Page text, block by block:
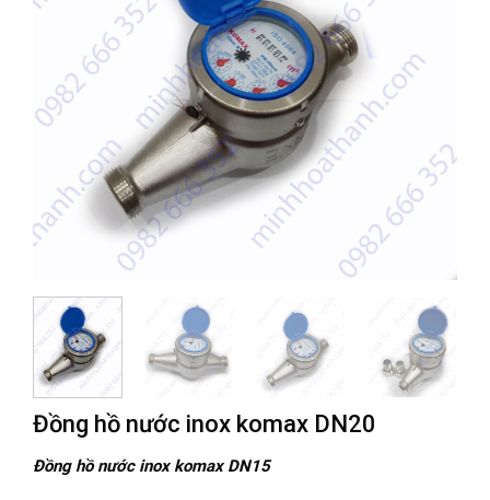
Đồng hồ nước inox komax DN20
Đồng hồ nước inox komax DN15